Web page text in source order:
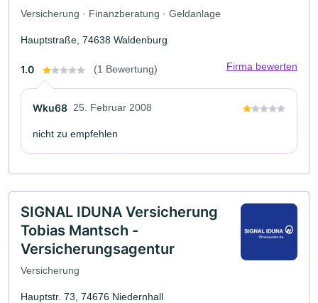
Versicherung · Finanzberatung · Geldanlage
Hauptstraße, 74638 Waldenburg
1.0 (1 Bewertung) Firma bewerten
Wku68 25. Februar 2008
nicht zu empfehlen
SIGNAL IDUNA Versicherung
Tobias Mantsch -
Versicherungsagentur
Versicherung
Hauptstr. 73, 74676 Niedernhall